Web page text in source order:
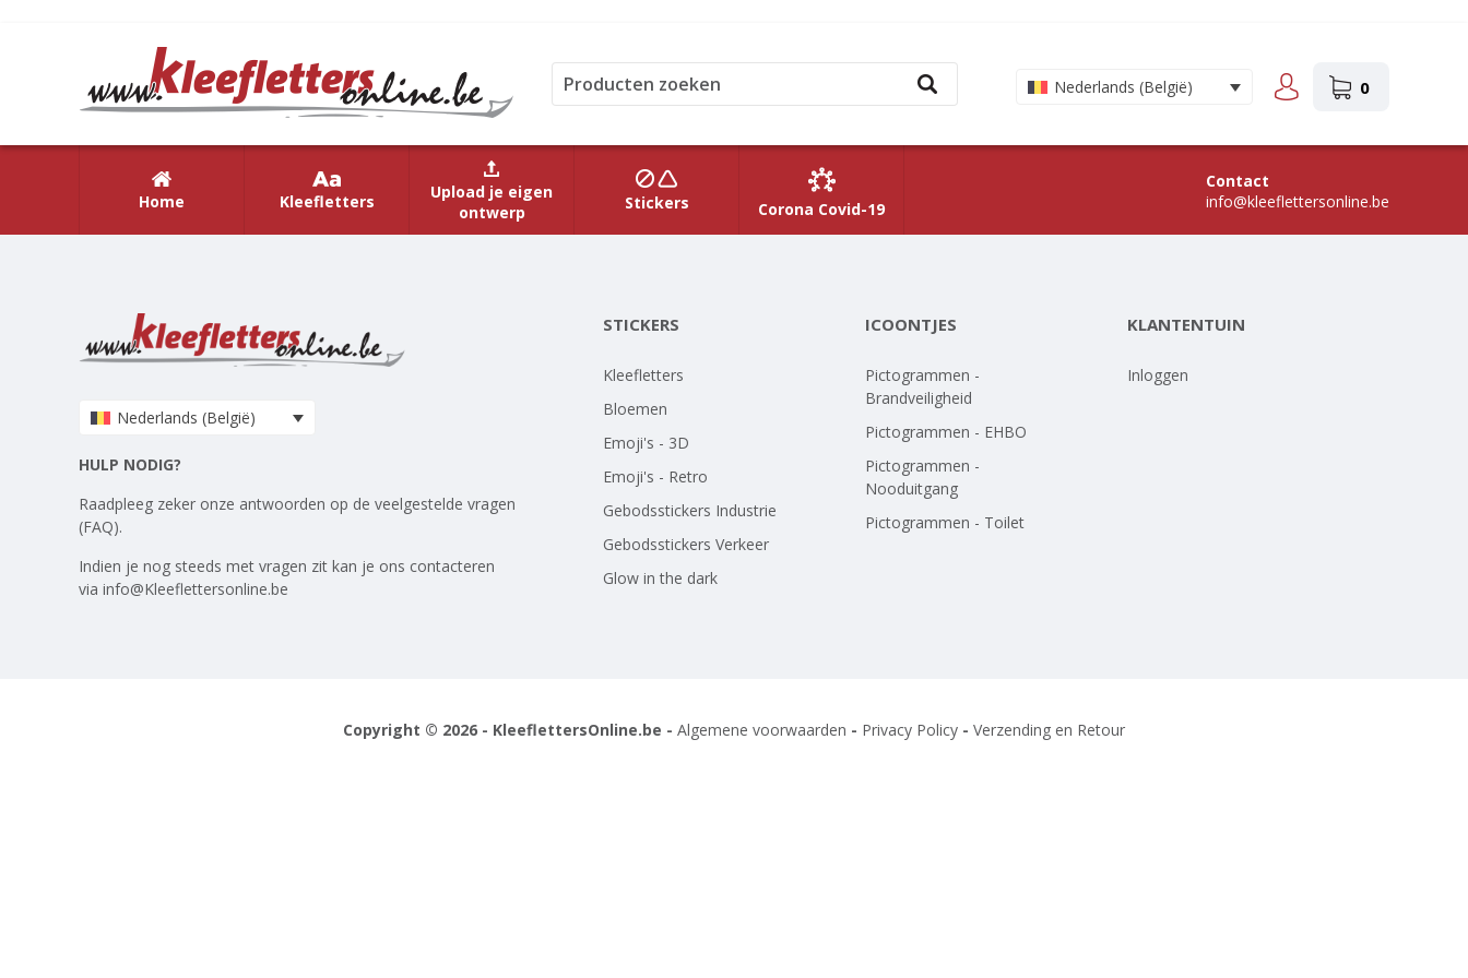
Nederlands (België) 0
Home Kleefletters
Upload je eigen
ontwerp
Stickers Corona Covid-19
Contact
info@kleeflettersonline.be
Nederlands (België)
HULP NODIG?
Raadpleeg zeker onze antwoorden op de veelgestelde vragen
(FAQ).
Indien je nog steeds met vragen zit kan je ons contacteren
via info@Kleeflettersonline.be
STICKERS
Kleefletters
Bloemen
Emoji's - 3D
Emoji's - Retro
Gebodsstickers Industrie
Gebodsstickers Verkeer
Glow in the dark
ICOONTJES
Pictogrammen -
Brandveiligheid
Pictogrammen - EHBO
Pictogrammen -
Nooduitgang
Pictogrammen - Toilet
KLANTENTUIN
Inloggen
Copyright © 2026 - KleeflettersOnline.be - Algemene voorwaarden - Privacy Policy - Verzending en Retour